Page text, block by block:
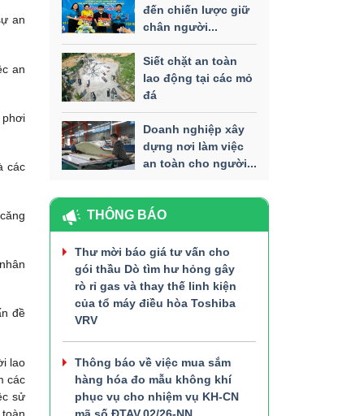
an
an
các
đề
lao
các
sử
đến chiến lược giữ
chân người...
Siết chặt an toàn
lao động tại các mỏ
đá
Doanh nghiệp xây
dựng nơi làm việc
an toàn cho người...
THÔNG BÁO
Thư mời báo giá tư vấn cho
gói thầu Dò tìm hư hỏng gây
rò rỉ gas và thay thế linh kiện
của tổ máy điều hòa Toshiba
VRV
Thông báo về việc mua sắm
hàng hóa đo mẫu không khí
phục vụ cho nhiệm vụ KH-CN
mã số ĐTAV.02/26-NN